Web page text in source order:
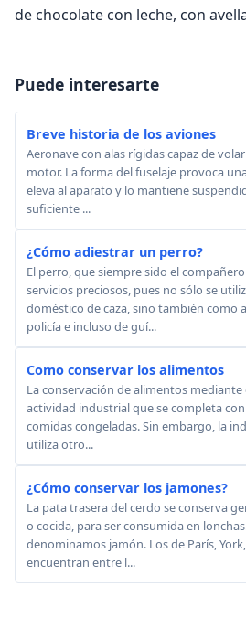
de chocolate con leche, con
Puede interesarte
Breve historia de los aviones
Aeronave con alas rígidas capaz de
motor. La forma del fuselaje provoca
eleva al aparato y lo mantiene
suficiente ...
¿Cómo adiestrar un perro?
El perro, que siempre sido el
servicios preciosos, pues no sólo se
doméstico de caza, sino también como
policía e incluso de guí...
Como conservar los alimentos
La conservación de alimentos
actividad industrial que se completa
comidas congeladas. Sin embargo, la
utiliza otro...
¿Cómo conservar los jamones?
La pata trasera del cerdo se conserva
o cocida, para ser consumida en
denominamos jamón. Los de París,
encuentran entre l...